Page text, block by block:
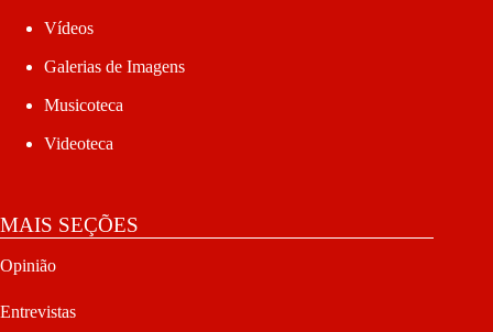
Vídeos
Galerias de Imagens
Musicoteca
Videoteca
MAIS SEÇÕES
Opinião
Entrevistas